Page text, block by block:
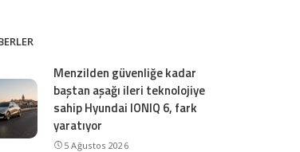
Menzilden güvenliğe kadar
baştan aşağı ileri teknolojiye
sahip Hyundai IONIQ 6, fark
yaratıyor
5 Ağustos 2026